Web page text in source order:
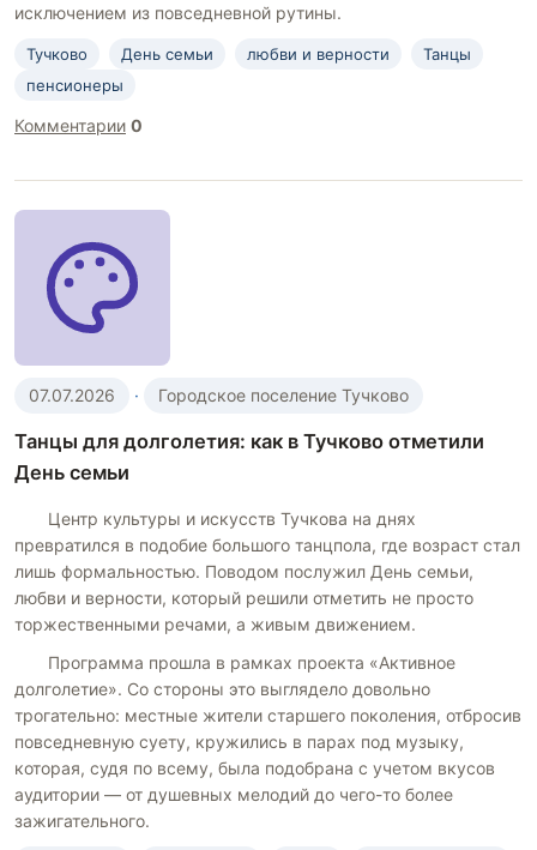
исключением из повседневной рутины.
Тучково День семьи любви и верности
Танцы
пенсионеры
Комментарии 0
07.07.2026 · Городское поселение Тучково
Танцы для долголетия: как в Тучково отметили
День семьи
Центр культуры и искусств Тучкова на днях
превратился в подобие большого танцпола, где возраст стал
лишь формальностью. Поводом послужил День семьи,
любви и верности, который решили отметить не просто
торжественными речами, а живым движением.
Программа прошла в рамках проекта «Активное
долголетие». Со стороны это выглядело довольно
трогательно: местные жители старшего поколения, отбросив
повседневную суету, кружились в парах под музыку,
которая, судя по всему, была подобрана с учетом вкусов
аудитории — от душевных мелодий до чего-то более
зажигательного.